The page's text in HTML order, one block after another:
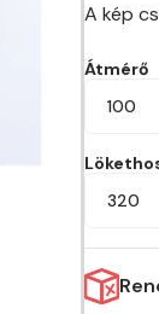
A kép
Átmérő
100
320